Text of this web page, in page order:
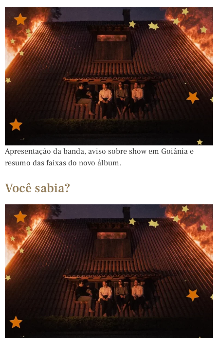
Apresentação da banda, aviso sobre show em Goiânia e
resumo das faixas do novo álbum.
Você sabia?